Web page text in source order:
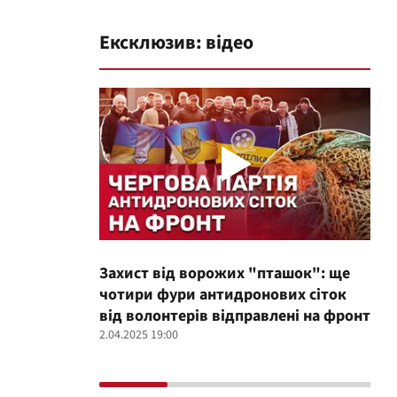
Ексклюзив: відео
Захист від ворожих "пташок": ще
чотири фури антидронових сіток
від волонтерів відправлені на фронт
2.04.2025 19:00